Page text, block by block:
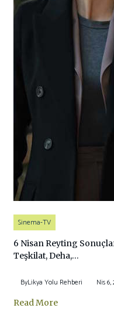
Sinema-TV
6 Nisan Reyting
Teşkilat, Deha,…
ByLikya Yolu Rehberi Nis
Read More